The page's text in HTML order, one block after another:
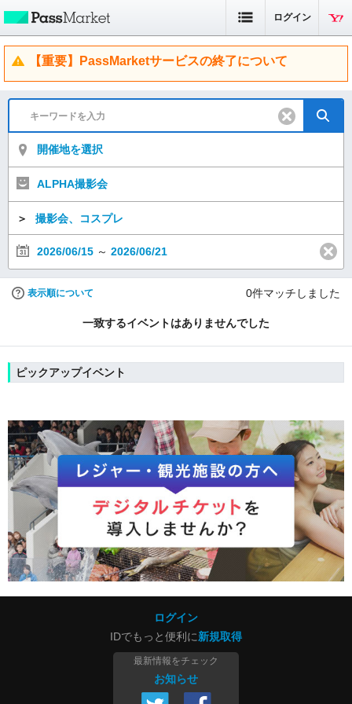
ログイン
【重要】PassMarketサービスの終了について
開催地を選択
ALPHA撮影会
＞ 撮影会、コスプレ
2026/06/15 ～ 2026/06/21
表示順について 0件マッチしました
一致するイベントはありませんでした
ピックアップイベント
ログイン
IDでもっと便利に新規取得
最新情報をチェック
お知らせ